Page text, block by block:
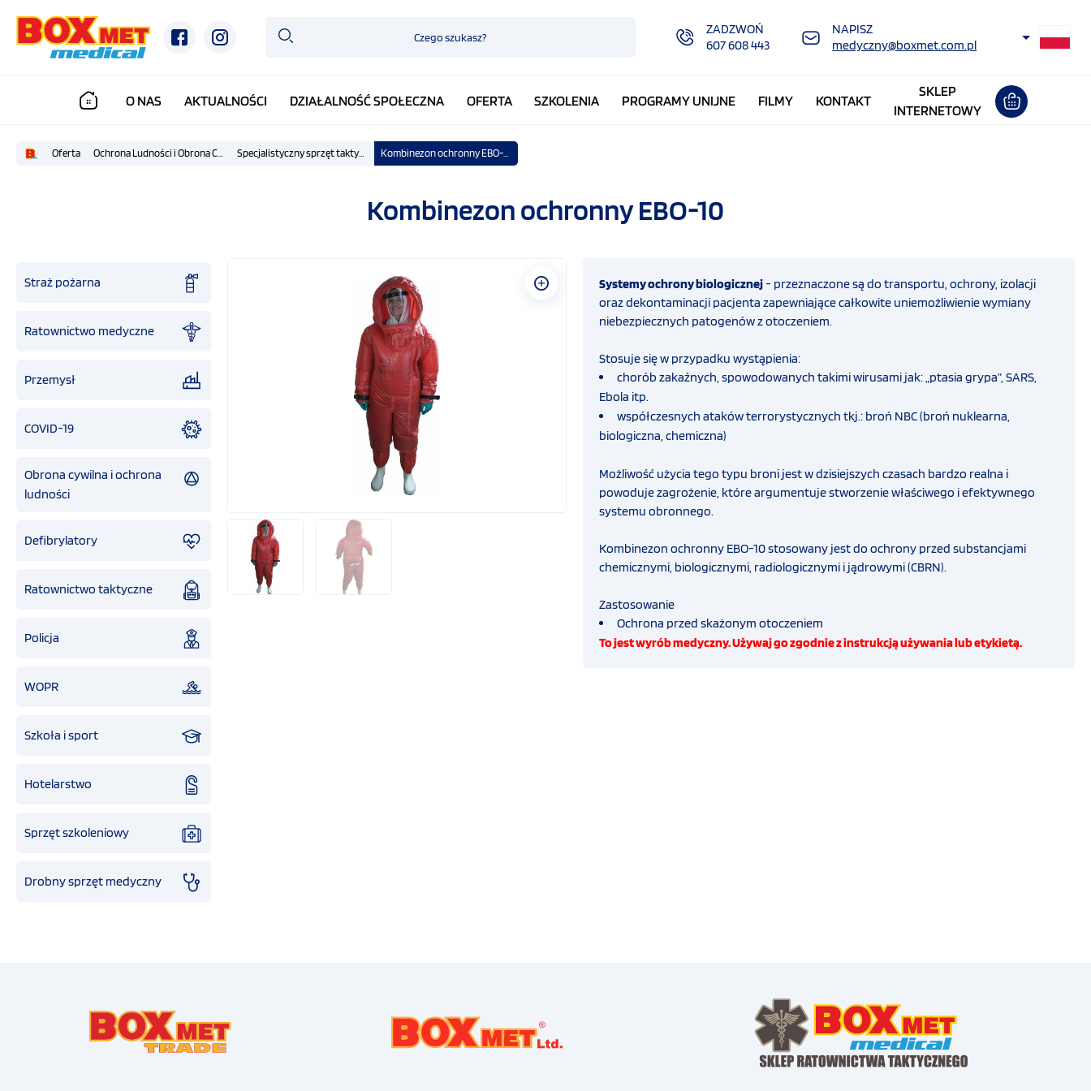
ZADZWOŃ
607 608 443
NAPISZ
medyczny@boxmet.com.pl
O NAS AKTUALNOŚCI DZIAŁALNOŚĆ SPOŁECZNA OFERTA SZKOLENIA PROGRAMY UNIJNE FILMY KONTAKT
SKLEP
INTERNETOWY
Oferta Ochrona Ludności i Obrona Cywilna Specjalistyczny sprzęt taktyczny IFAK Kombinezon ochronny EBO-10
Kombinezon ochronny EBO-10
Straż pożarna
Ratownictwo medyczne
Przemysł
COVID-19
Obrona cywilna i ochrona
ludności
Defibrylatory
Ratownictwo taktyczne
Policja
WOPR
Szkoła i sport
Hotelarstwo
Sprzęt szkoleniowy
Drobny sprzęt medyczny
Systemy ochrony biologicznej- przeznaczone są do transportu, ochrony, izolacji
oraz dekontaminacji pacjenta zapewniające całkowite uniemożliwienie wymiany
niebezpiecznych patogenów z otoczeniem.
Stosuje się w przypadku wystąpienia:
chorób zakaźnych, spowodowanych takimi wirusami jak: „ptasia grypa”, SARS,
Ebola itp.
współczesnych ataków terrorystycznych tkj.: broń NBC (broń nuklearna,
biologiczna, chemiczna)
Możliwość użycia tego typu broni jest w dzisiejszych czasach bardzo realna i
powoduje zagrożenie, które argumentuje stworzenie właściwego i efektywnego
systemu obronnego.
Kombinezon ochronny EBO-10 stosowany jest do ochrony przed substancjami
chemicznymi, biologicznymi, radiologicznymi i jądrowymi (CBRN).
Zastosowanie
Ochrona przed skażonym otoczeniem
To jest wyrób medyczny. Używaj go zgodnie z instrukcją używania lub etykietą.